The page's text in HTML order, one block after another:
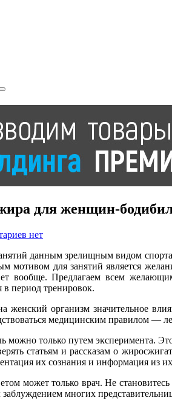
для женщин-
нет
данным зрелищным видом
мотивом для занятий является
вообще.Предлагаем всем
период тренировок.
женский организм значительное
медицинским правилом —
только путем эксперимента.
статьям и рассказам о
их сознания и информация из
может только врач. Не
многих